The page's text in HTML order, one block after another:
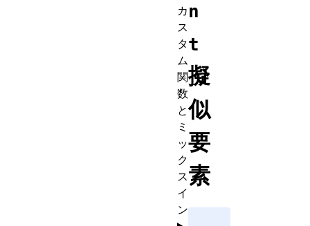
n
t
擬
似
要
素
カ
ス
タ
ム
関
数
と
ミ
ッ
ク
ス
イ
ン